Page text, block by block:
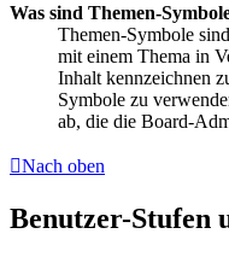
Was sind Themen-
Themen-Symbole
mit einem Thema in
Inhalt kennzeichnen
Symbole zu
ab, die die Board-
Nach oben
Benutzer-Stufen